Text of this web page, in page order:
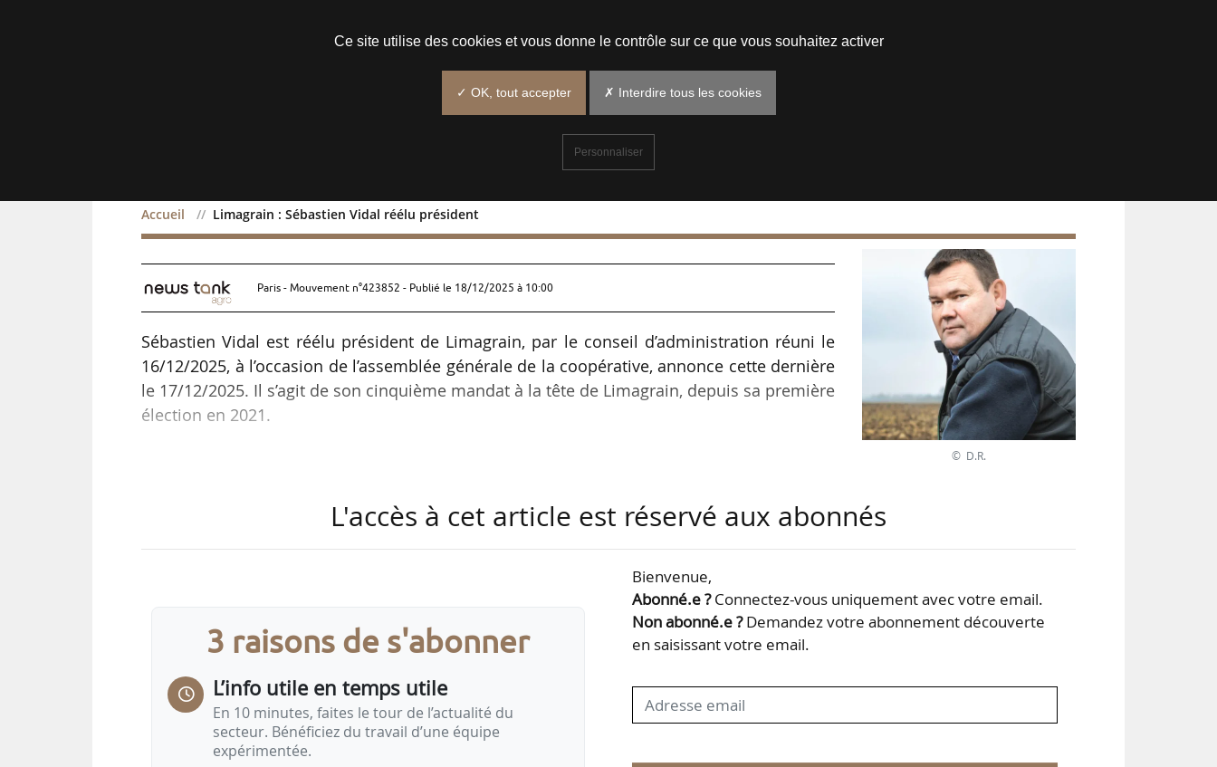
Accueil Limagrain : Sébastien Vidal réélu président
Limagrain : Sébastien Vidal réélu président
Paris - Mouvement n°423852 - Publié le 18/12/2025 à 10:00
Sébastien Vidal est réélu président de Limagrain, par le conseil d’administration réuni le
16/12/2025, à l’occasion de l’assemblée générale de la coopérative, annonce cette dernière
le 17/12/2025. Il s’agit de son cinquième mandat à la tête de Limagrain, depuis sa première
élection en 2021.
2021. Il est par ailleurs président de Vilmorin & Cie, filiale du groupe, depuis 2019. Installé
© D.R.
L'accès à cet article est réservé aux abonnés
3 raisons de s'abonner
L’info utile en temps utile
En 10 minutes, faites le tour de l’actualité du
secteur. Bénéficiez du travail d’une équipe
expérimentée.
Bienvenue,
Abonné.e ?Connectez-vous uniquement avec votre email.
Non abonné.e ?Demandez votre abonnement découverte
en saisissant votre email.
Ce site utilise des cookies et vous donne le contrôle sur ce que vous souhaitez activer
✓ OK, tout accepter ✗ Interdire tous les cookies
Personnaliser